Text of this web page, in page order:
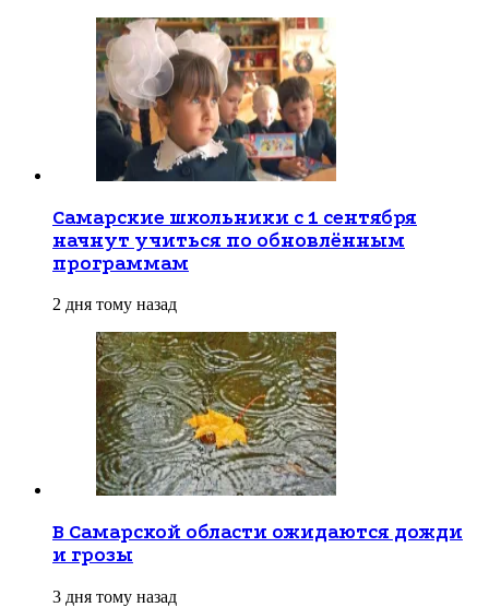
Самарские школьники с 1 сентября
начнут учиться по обновлённым
программам
2 дня тому назад
В Самарской области ожидаются дожди
и грозы
3 дня тому назад